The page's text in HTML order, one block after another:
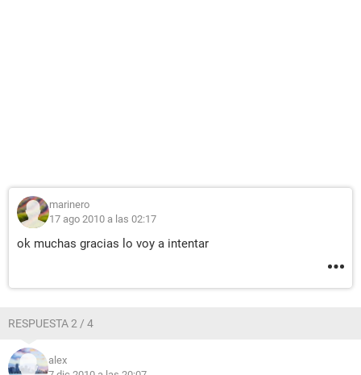
marinero
17 ago 2010 a las 02:17
ok muchas gracias lo voy a intentar
RESPUESTA 2 / 4
alex